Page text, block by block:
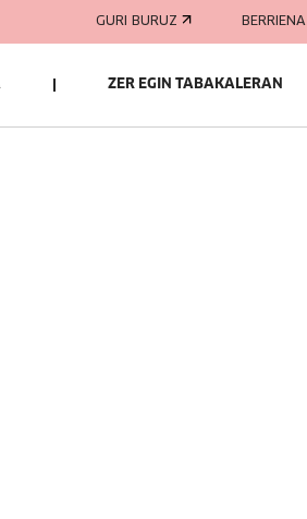
GURI BURUZ BERRIENA
ZER EGIN TABAKALERAN